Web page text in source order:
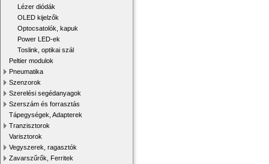
Lézer diódák
OLED kijelzők
Optocsatolók, kapuk
Power LED-ek
Toslink, optikai szál
Peltier modulok
Pneumatika
Szenzorok
Szerelési segédanyagok
Szerszám és forrasztás
Tápegységek, Adapterek
Tranzisztorok
Varisztorok
Vegyszerek, ragasztók
Zavarszűrők, Ferritek